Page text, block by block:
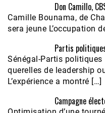
Don Camillo,
Camille Bounama, de
sera jeune L’occupation
Partis
Sénégal-Partis
querelles de leadership
L’expérience a montré […]
Campagne